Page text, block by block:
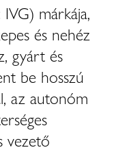
márkája,
és nehéz
gyárt és
be hosszú
az autonóm
vezető